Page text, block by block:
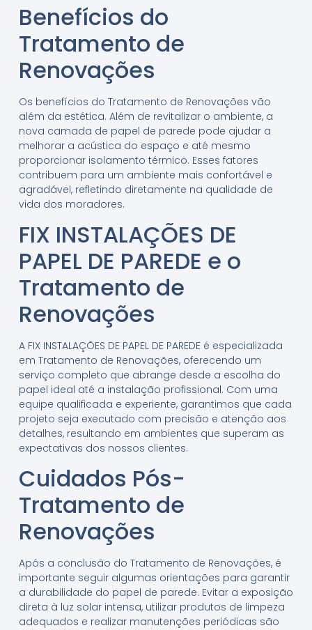
Benefícios do
Tratamento de
Renovações
Os benefícios do Tratamento de Renovações vão
além da estética. Além de revitalizar o ambiente, a
nova camada de papel de parede pode ajudar a
melhorar a acústica do espaço e até mesmo
proporcionar isolamento térmico. Esses fatores
contribuem para um ambiente mais confortável e
agradável, refletindo diretamente na qualidade de
vida dos moradores.
FIX INSTALAÇÕES DE
PAPEL DE PAREDE e o
Tratamento de
Renovações
A FIX INSTALAÇÕES DE PAPEL DE PAREDE é especializada
em Tratamento de Renovações, oferecendo um
serviço completo que abrange desde a escolha do
papel ideal até a instalação profissional. Com uma
equipe qualificada e experiente, garantimos que cada
projeto seja executado com precisão e atenção aos
detalhes, resultando em ambientes que superam as
expectativas dos nossos clientes.
Cuidados Pós-
Tratamento de
Renovações
Após a conclusão do Tratamento de Renovações, é
importante seguir algumas orientações para garantir
a durabilidade do papel de parede. Evitar a exposição
direta à luz solar intensa, utilizar produtos de limpeza
adequados e realizar manutenções periódicas são